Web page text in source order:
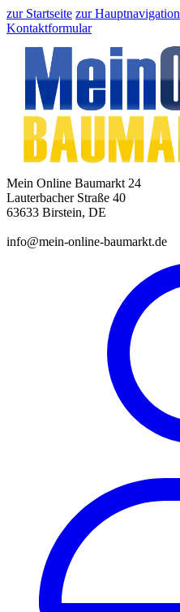
zur Startseite zur Hauptnavigation
Kontaktformular
Mein Online Baumarkt 24
Lauterbacher Straße 40
63633 Birstein, DE
info@mein-online-baumarkt.de